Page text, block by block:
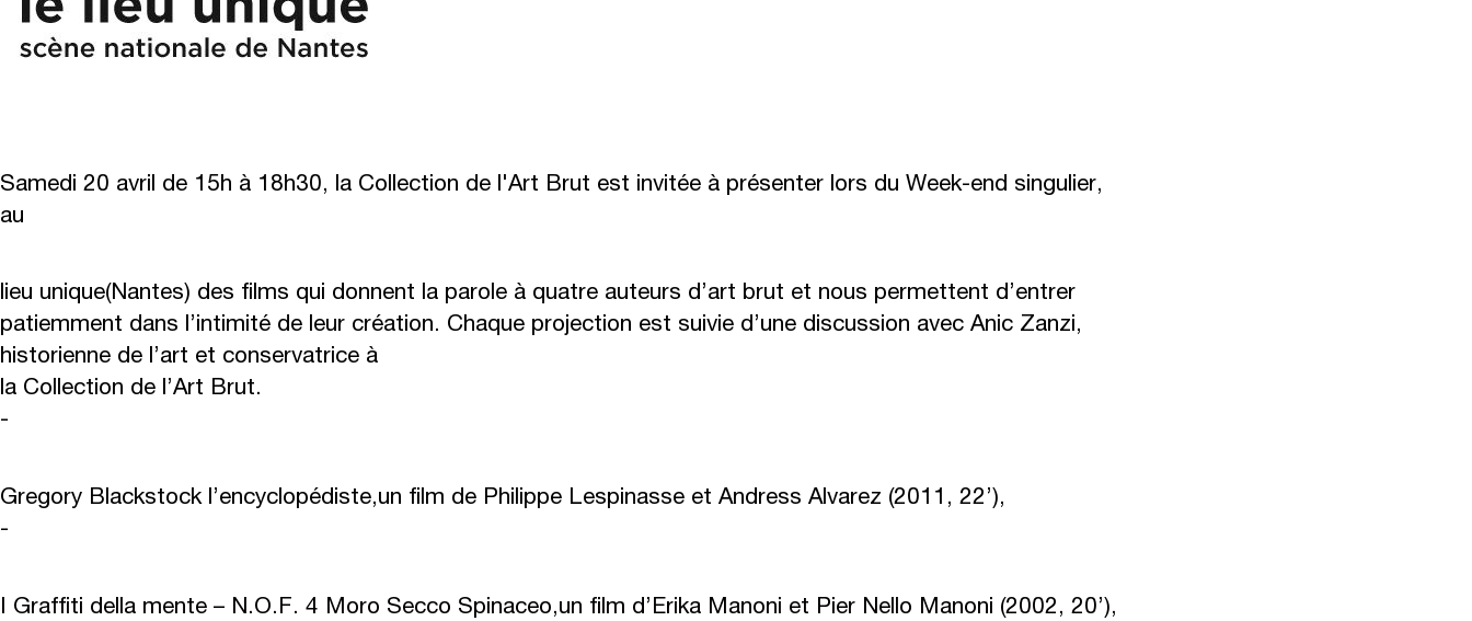
Samedi 20 avril de 15h à 18h30, la Collection de l'Art Brut est invitée à présenter lors du Week-end singulier,
au
lieu unique(Nantes) des films qui donnent la parole à quatre auteurs d’art brut et nous permettent d’entrer
patiemment dans l’intimité de leur création. Chaque projection est suivie d’une discussion avec Anic Zanzi,
historienne de l’art et conservatrice à
la Collection de l’Art Brut.
-
Gregory Blackstock l’encyclopédiste,un film de Philippe Lespinasse et Andress Alvarez (2011, 22’),
-
I Graffiti della mente – N.O.F. 4 Moro Secco Spinaceo,un film d’Erika Manoni et Pier Nello Manoni (2002, 20’),